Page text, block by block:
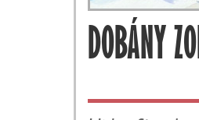
DOBÁNY